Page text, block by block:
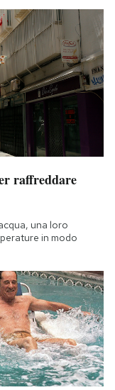
raffreddare
una loro
in modo